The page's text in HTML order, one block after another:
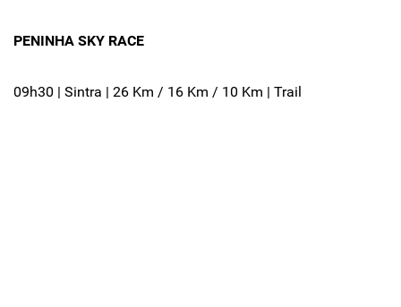
PENINHA SKY RACE
09h30 | Sintra | 26 Km / 16 Km / 10 Km | Trail